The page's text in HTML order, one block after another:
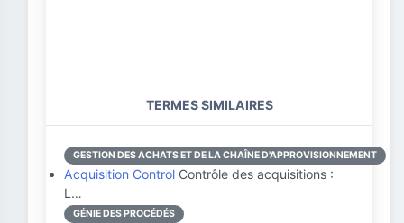
TERMES SIMILAIRES
GESTION DES ACHATS ET DE LA CHAÎNE D'APPROVISIONNEMENT
Acquisition Control Contrôle des acquisitions :
L…
GÉNIE DES PROCÉDÉS